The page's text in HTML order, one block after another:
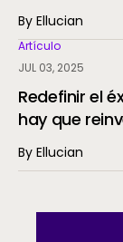
By Ellucian
Artículo
JUL 03, 2025
Redefinir el
hay que
By Ellucian